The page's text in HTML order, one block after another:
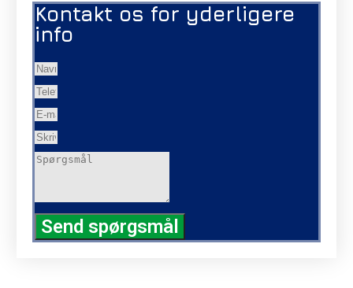
Kontakt os for yderligere
info
Send spørgsmål